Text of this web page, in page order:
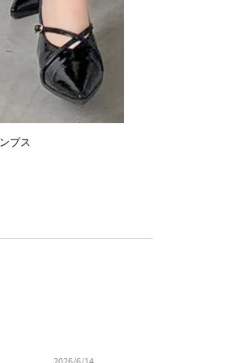
プス
2026/6/14